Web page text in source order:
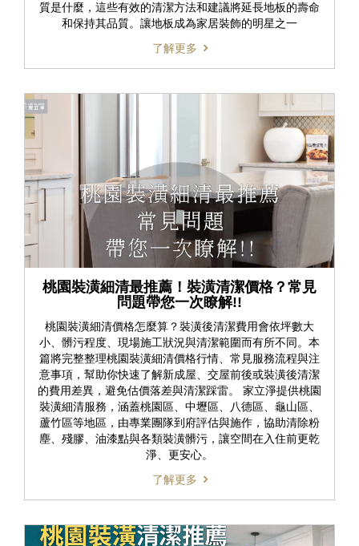
質是什麼，這些有效的清潔方法和建議將延長地板的壽命
和保持其品質。讓地板成為家居裝飾的明星之一
了解更多
桃園裝潢細清最推薦！裝潢清潔價格？常見
問題帶您一次瞭解!!
桃園裝潢細清價格怎麼算？裝潢後清潔費用會依坪數大
小、髒污程度、現場施工狀況與清潔範圍而有所不同。本
篇將完整整理桃園裝潢細清價格行情、常見服務流程與注
意事項，幫助你快速了解新成屋、交屋前後或裝潢後清潔
的費用差異，避免估價落差與清潔踩雷。 家立淨提供桃園
裝潢細清服務，涵蓋桃園區、中壢區、八德區、龜山區、
蘆竹區等地區，由專業團隊到府評估與施作，協助清除粉
塵、殘膠、油漆點與各類裝潢髒污，讓空間在入住前更乾
淨、更安心。
了解更多